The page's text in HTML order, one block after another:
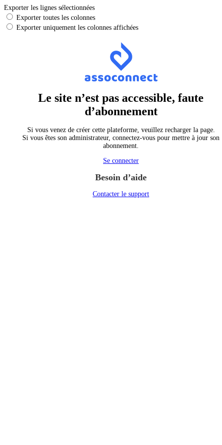
Exporter les lignes sélectionnées
Exporter toutes les colonnes
Exporter uniquement les colonnes affichées
Le site n’est pas accessible, faute
d’abonnement
Si vous venez de créer cette plateforme, veuillez recharger la page.
Si vous êtes son administrateur, connectez-vous pour mettre à jour son
abonnement.
Se connecter
Besoin d’aide
Contacter le support